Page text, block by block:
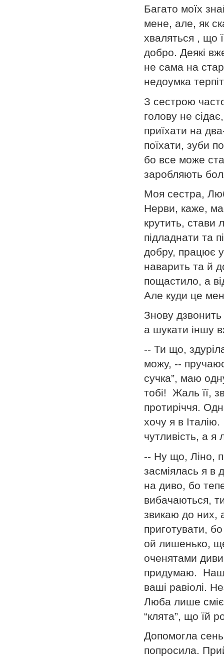
Багато моїх
мене, але, як
хваляться , що
добро. Деякі
не сама на
недоумка
З сестрою
голову не
приїхати на
поїхати, зуби
бо все може
заробляють
Моя сестра,
Нерви, каже,
крутить, стави
підладнати та
добру, працює
наварить та й
пощастило, а
Але куди це
Знову
а шукати іншу
-- Ти що,
можу, --
сучка”, маю
тобі! Жаль її,
протиріччя.
хочу я в
чутливість, а
-- Ну що, Ліно,
засміялась я в
на диво, бо
вибачаються,
звикаю до них,
приготувати,
ой лишенько,
оченятами
придумаю.
ваші равіолі.
Люба лише
“клята”, що їй
Допомогла
попросила.